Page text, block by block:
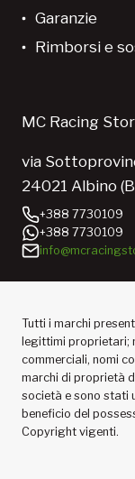
Garanzie
Rimborsi e
MC Racing
via
24021 Albino
+388 7730109
+388 7730109
Tutti i marchi
legittimi proprietari;
commerciali, nomi
marchi di proprietà
società e sono stati
beneficio del
Copyright vigenti.